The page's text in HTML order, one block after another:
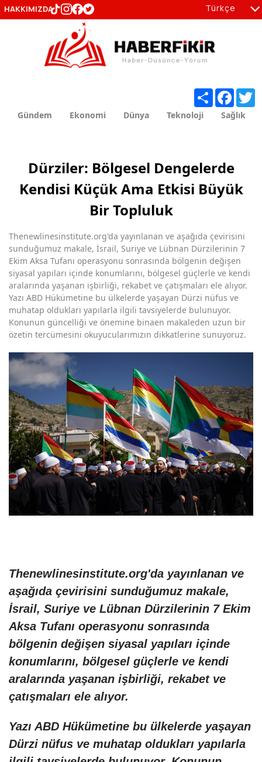
Gündem Ekonomi Dünya Teknoloji Sağlık
Dürziler: Bölgesel Dengelerde
Kendisi Küçük Ama Etkisi Büyük
Bir Topluluk
Thenewlinesinstitute.org'da yayınlanan ve aşağıda çevirisini
sunduğumuz makale, İsrail, Suriye ve Lübnan Dürzilerinin 7
Ekim Aksa Tufanı operasyonu sonrasında bölgenin değişen
siyasal yapıları içinde konumlarını, bölgesel güçlerle ve kendi
aralarında yaşanan işbirliği, rekabet ve çatışmaları ele alıyor.
Yazı ABD Hükümetine bu ülkelerde yaşayan Dürzi nüfus ve
muhatap oldukları yapılarla ilgili tavsiyelerde bulunuyor.
Konunun güncelliği ve önemine binaen makaleden uzun bir
özetin tercümesini okuyucularımızın dikkatlerine sunuyoruz.
Thenewlinesinstitute.org'da yayınlanan ve
aşağıda çevirisini sunduğumuz makale,
İsrail, Suriye ve Lübnan Dürzilerinin 7 Ekim
Aksa Tufanı operasyonu sonrasında
bölgenin değişen siyasal yapıları içinde
konumlarını, bölgesel güçlerle ve kendi
aralarında yaşanan işbirliği, rekabet ve
çatışmaları ele alıyor.
Yazı ABD Hükümetine bu ülkelerde yaşayan
Dürzi nüfus ve muhatap oldukları yapılarla
Share
Türkçe
en
HAKKIMIZDA